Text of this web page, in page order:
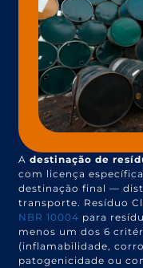
Adestinação de
com licença
destinação final —
transporte. Resíduo
NBR 10004 para
menos um dos 6
(inflamabilidade,
patogenicidade ou